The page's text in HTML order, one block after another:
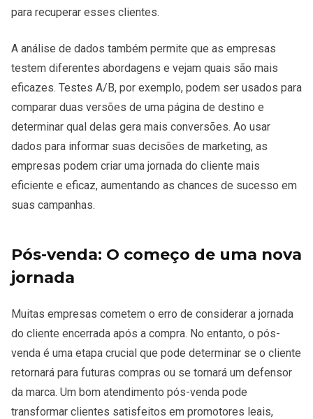
para recuperar esses clientes.
A análise de dados também permite que as empresas
testem diferentes abordagens e vejam quais são mais
eficazes. Testes A/B, por exemplo, podem ser usados para
comparar duas versões de uma página de destino e
determinar qual delas gera mais conversões. Ao usar
dados para informar suas decisões de marketing, as
empresas podem criar uma jornada do cliente mais
eficiente e eficaz, aumentando as chances de sucesso em
suas campanhas.
Pós-venda: O começo de uma nova
jornada
Muitas empresas cometem o erro de considerar a jornada
do cliente encerrada após a compra. No entanto, o pós-
venda é uma etapa crucial que pode determinar se o cliente
retornará para futuras compras ou se tornará um defensor
da marca. Um bom atendimento pós-venda pode
transformar clientes satisfeitos em promotores leais,